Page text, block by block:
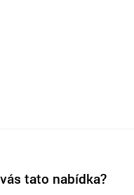
tato nabídka?